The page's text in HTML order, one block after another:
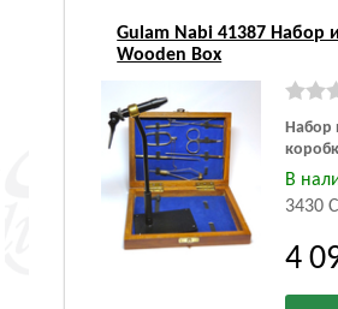
Gulam Nabi 41387 Набор
Wooden Box
Набор
В
3430
4